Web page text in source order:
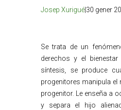
Josep Xurigué |30 gener
Se trata de un
derechos y el
síntesis, se produce
progenitores manipula el
progenitor. Le enseña a
y separa el hijo